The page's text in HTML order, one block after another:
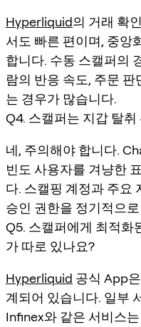
Hyperliquid의 거래 확
서도 빠른 편이며, 중앙
합니다. 수동 스캘퍼의
람의 반응 속도, 주문
는 경우가 많습니다.
Q4. 스캘퍼는 지갑 탈
네, 주의해야 합니다.
빈도 사용자를 겨냥한
다. 스캘핑 계정과 주요
승인 권한을 정기적으
Q5. 스캘퍼에게 최적화
가 따로 있나요?
Hyperliquid 공식 App
계되어 있습니다. 일부
Infinex와 같은 서비스